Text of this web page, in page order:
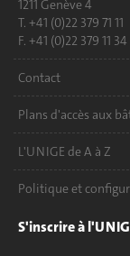
1211 Genève 4
T. +41 (0)22 379 71 11
F. +41 (0)22 379 11 34
Contact
Plans d'accès aux
L'UNIGE de A à Z
Politique et
S'inscrire à